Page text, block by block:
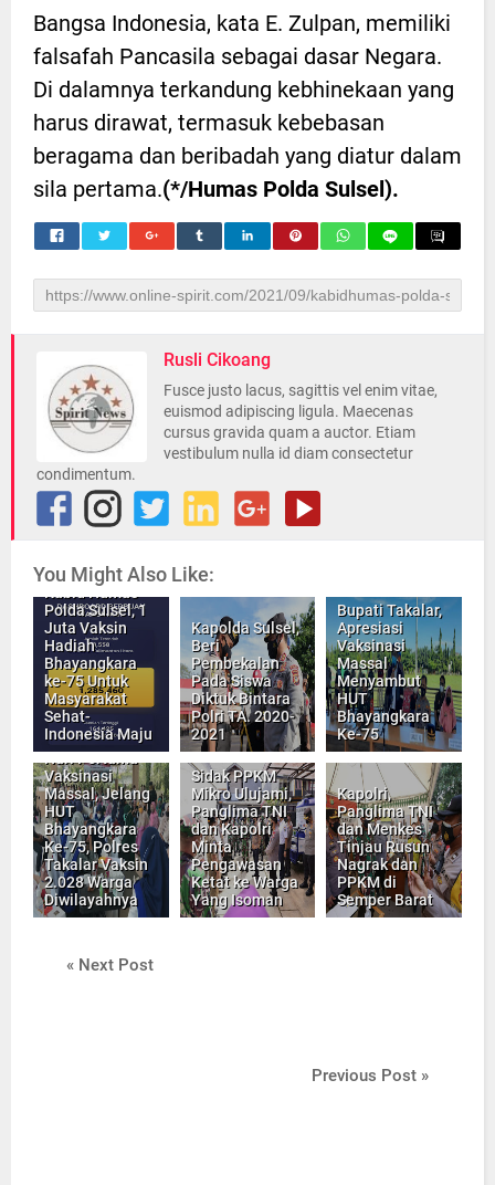
Bangsa Indonesia, kata E. Zulpan, memiliki
falsafah Pancasila sebagai dasar Negara.
Di dalamnya terkandung kebhinekaan yang
harus dirawat, termasuk kebebasan
beragama dan beribadah yang diatur dalam
sila pertama.(*/Humas Polda Sulsel).
Rusli Cikoang
Fusce justo lacus, sagittis vel enim vitae,
euismod adipiscing ligula. Maecenas
cursus gravida quam a auctor. Etiam
vestibulum nulla id diam consectetur
condimentum.
You Might Also Like:
Polda Sulsel, 1
Juta Vaksin
Hadiah
Bhayangkara
ke-75 Untuk
Masyarakat
Sehat-
Indonesia Maju
Kapolda Sulsel,
Beri
Pembekalan
Pada Siswa
Diktuk Bintara
Polri TA. 2020-
2021
Bupati Takalar,
Apresiasi
Vaksinasi
Massal
Menyambut
HUT
Bhayangkara
Ke-75
Vaksinasi
Massal, Jelang
HUT
Bhayangkara
Ke-75, Polres
Takalar Vaksin
2.028 Warga
Diwilayahnya
Sidak PPKM
Mikro Ulujami,
Panglima TNI
dan Kapolri
Minta
Pengawasan
Ketat ke Warga
Yang Isoman
Kapolri,
Panglima TNI
dan Menkes
Tinjau Rusun
Nagrak dan
PPKM di
Semper Barat
« Next Post
Previous Post »